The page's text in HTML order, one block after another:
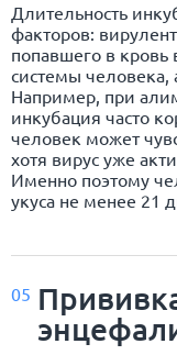
Длительность
факторов:
попавшего в кровь
системы человека,
Например, при
инкубация часто
человек может
хотя вирус уже
Именно поэтому
укуса не менее 21
05